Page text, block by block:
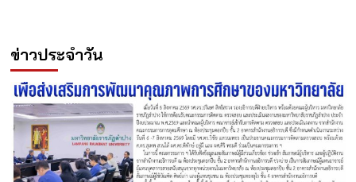
ข่าวประจำวัน